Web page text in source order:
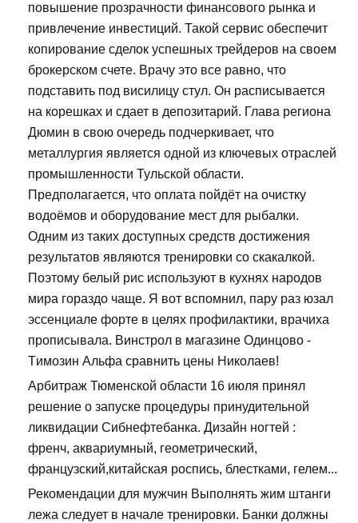
повышение прозрачности финансового рынка и
привлечение инвестиций. Такой сервис обеспечит
копирование сделок успешных трейдеров на своем
брокерском счете. Врачу это все равно, что
подставить под висилицу стул. Он расписывается
на корешках и сдает в депозитарий. Глава региона
Дюмин в свою очередь подчеркивает, что
металлургия является одной из ключевых отраслей
промышленности Тульской области.
Предполагается, что оплата пойдёт на очистку
водоёмов и оборудование мест для рыбалки.
Одним из таких доступных средств достижения
результатов являются тренировки со скакалкой.
Поэтому белый рис используют в кухнях народов
мира гораздо чаще. Я вот вспомнил, пару раз юзал
эссенциале форте в целях профилактики, врачиха
прописывала. Винстрол в магазине Одинцово -
Tимозин Альфа сравнить цены Николаев!
Арбитраж Тюменской области 16 июля принял
решение о запуске процедуры принудительной
ликвидации Сибнефтебанка. Дизайн ногтей :
френч, аквариумный, геометрический,
французский,китайская роспись, блестками, гелем...
Рекомендации для мужчин Выполнять жим штанги
лежа следует в начале тренировки. Банки должны